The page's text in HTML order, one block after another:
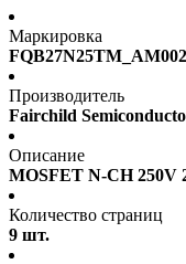
Маркировка
FQB27N25TM_AM002
Производитель
Fairchild
Описание
MOSFET N-CH 250V
Количество страниц
9 шт.